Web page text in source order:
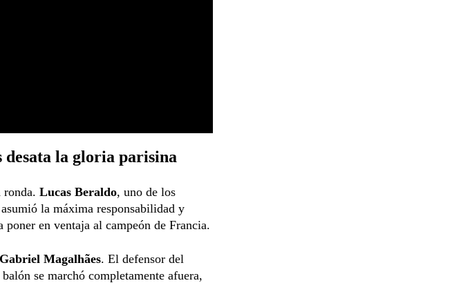
la gloria parisina
Lucas Beraldo, uno de los
la máxima responsabilidad y
en ventaja al campeón de Francia.
Gabriel Magalhães. El defensor del
se marchó completamente afuera,